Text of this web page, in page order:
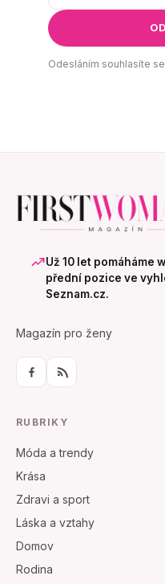
Odesláním souhlasíte
Už 10 let pomáháme
přední pozice ve
Seznam.cz.
Magazín pro ženy
RUBRIKY
Móda a trendy
Krása
Zdravi a sport
Láska a vztahy
Domov
Rodina